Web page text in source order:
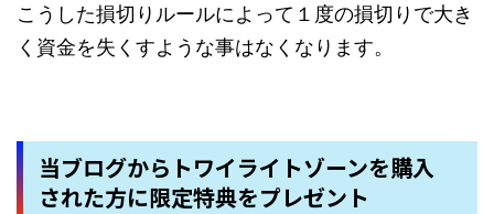
こうした損切りルールによって１度の損切りで大き
く資金を失くすような事はなくなります。
当ブログからトワイライトゾーンを購入
された方に限定特典をプレゼント